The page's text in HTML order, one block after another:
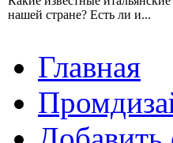
нашей стране? Есть ли и...
Главная